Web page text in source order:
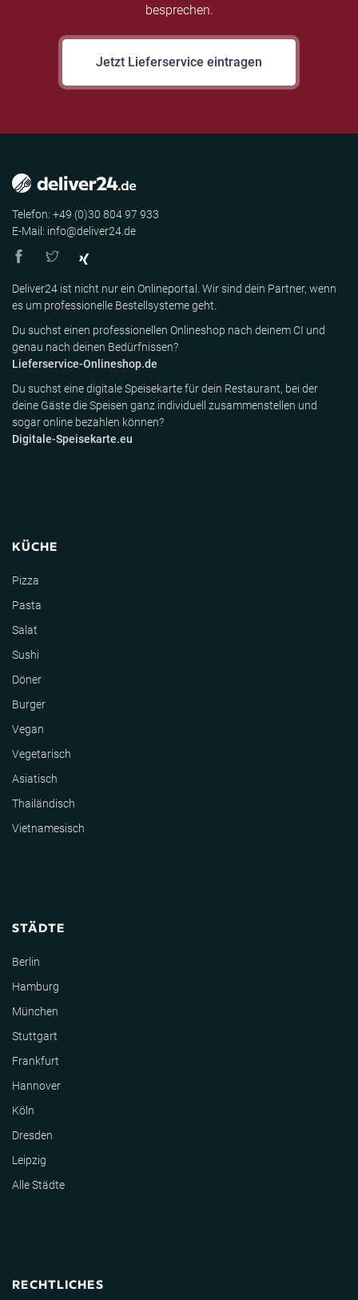
besprechen.
Jetzt Lieferservice eintragen
Telefon: +49 (0)30 804 97 933
E-Mail: info@deliver24.de
Deliver24 ist nicht nur ein Onlineportal. Wir sind dein Partner, wenn
es um professionelle Bestellsysteme geht.
Du suchst einen professionellen Onlineshop nach deinem CI und
genau nach deinen Bedürfnissen?
Lieferservice-Onlineshop.de
Du suchst eine digitale Speisekarte für dein Restaurant, bei der
deine Gäste die Speisen ganz individuell zusammenstellen und
sogar online bezahlen können?
Digitale-Speisekarte.eu
KÜCHE
Pizza
Pasta
Salat
Sushi
Döner
Burger
Vegan
Vegetarisch
Asiatisch
Thailändisch
Vietnamesisch
STÄDTE
Berlin
Hamburg
München
Stuttgart
Frankfurt
Hannover
Köln
Dresden
Leipzig
Alle Städte
RECHTLICHES